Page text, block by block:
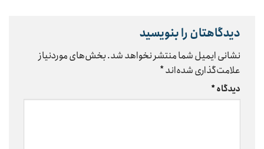
دیدگاهتان را بنویسید
نشانی ایمیل شما منتشر نخواهد شد.بخش‌های موردنیاز
علامت‌گذاری شده‌اند*
دیدگاه*